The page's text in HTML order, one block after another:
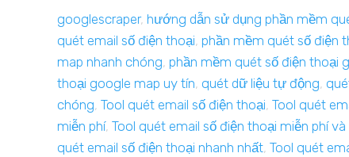
googlescraper, hướng dẫn sử dụng phần mềm
quét email số điện thoại, phần mềm quét số điện
map nhanh chóng, phần mềm quét số điện thoại
thoại google map uy tín, quét dữ liệu tự động,
chóng, Tool quét email số điện thoại, Tool quét
miễn phí, Tool quét email số điện thoại miễn phí
quét email số điện thoại nhanh nhất, Tool quét